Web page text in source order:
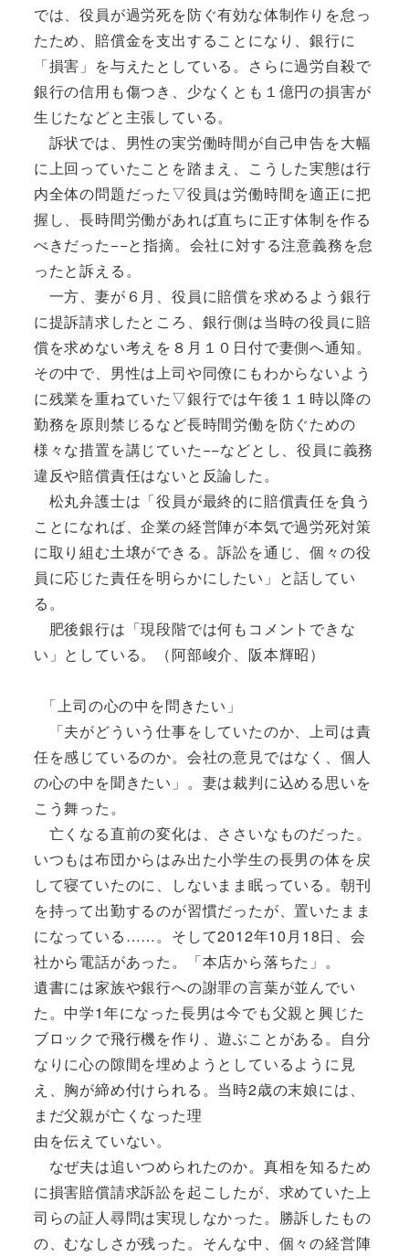
では、役員が過労死を防ぐ有効な体制作りを怠っ
たため、賠償金を支出することになり、銀行に
「損害」を与えたとしている。さらに過労自殺で
銀行の信用も傷つき、少なくとも１億円の損害が
生じたなどと主張している。
訴状では、男性の実労働時間が自己申告を大幅
に上回っていたことを踏まえ、こうした実態は行
内全体の問題だった▽役員は労働時間を適正に把
握し、長時間労働があれば直ちに正す体制を作る
べきだった−−と指摘。会社に対する注意義務を怠
ったと訴える。
一方、妻が６月、役員に賠償を求めるよう銀行
に提訴請求したところ、銀行側は当時の役員に賠
償を求めない考えを８月１０日付で妻側へ通知。
その中で、男性は上司や同僚にもわからないよう
に残業を重ねていた▽銀行では午後１１時以降の
勤務を原則禁じるなど長時間労働を防ぐための
様々な措置を講じていた−−などとし、役員に義務
違反や賠償責任はないと反論した。
松丸弁護士は「役員が最終的に賠償責任を負う
ことになれば、企業の経営陣が本気で過労死対策
に取り組む土壌ができる。訴訟を通じ、個々の役
員に応じた責任を明らかにしたい」と話してい
る。
肥後銀行は「現段階では何もコメントできな
い」としている。（阿部峻介、阪本輝昭）
「上司の心の中を問きたい」
「夫がどういう仕事をしていたのか、上司は責
任を感じているのか。会社の意見ではなく、個人
の心の中を聞きたい」。妻は裁判に込める思いを
こう舞った。
亡くなる直前の変化は、ささいなものだった。
いつもは布団からはみ出た小学生の長男の体を戻
して寝ていたのに、しないまま眠っている。朝刊
を持って出勤するのが習慣だったが、置いたまま
になっている……。そして2012年10月18日、会
社から電話があった。「本店から落ちた」。
遺書には家族や銀行への謝罪の言葉が並んでい
た。中学1年になった長男は今でも父親と興じた
ブロックで飛行機を作り、遊ぶことがある。自分
なりに心の隙間を埋めようとしているように見
え、胸が締め付けられる。当時2歳の末娘には、
まだ父親が亡くなった理
由を伝えていない。
なぜ夫は追いつめられたのか。真相を知るため
に損害賠償請求訴訟を起こしたが、求めていた上
司らの証人尋問は実現しなかった。勝訴したもの
の、むなしさが残った。そんな中、個々の経営陣